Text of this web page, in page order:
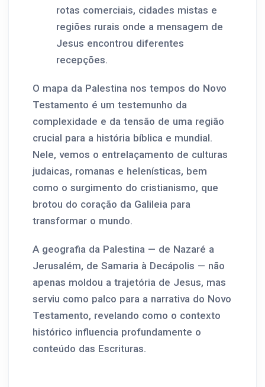
rotas comerciais, cidades mistas e
regiões rurais onde a mensagem de
Jesus encontrou diferentes
recepções.
O mapa da Palestina nos tempos do Novo
Testamento é um testemunho da
complexidade e da tensão de uma região
crucial para a história bíblica e mundial.
Nele, vemos o entrelaçamento de culturas
judaicas, romanas e helenísticas, bem
como o surgimento do cristianismo, que
brotou do coração da Galileia para
transformar o mundo.
A geografia da Palestina — de Nazaré a
Jerusalém, de Samaria à Decápolis — não
apenas moldou a trajetória de Jesus, mas
serviu como palco para a narrativa do Novo
Testamento, revelando como o contexto
histórico influencia profundamente o
conteúdo das Escrituras.